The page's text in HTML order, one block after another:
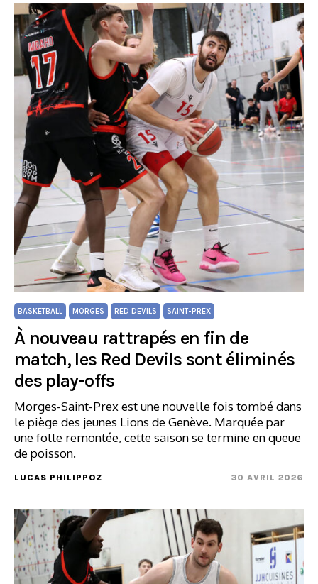
BASKETBALL MORGES RED DEVILS SAINT-PREX
À nouveau rattrapés en fin de
match, les Red Devils sont éliminés
des play-offs
Morges-Saint-Prex est une nouvelle fois tombé dans
le piège des jeunes Lions de Genève. Marquée par
une folle remontée, cette saison se termine en queue
de poisson.
LUCAS PHILIPPOZ 30 AVRIL 2026